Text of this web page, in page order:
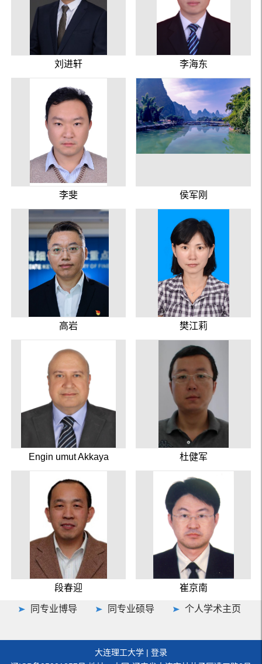
刘进轩 李海东
李斐 侯军刚
高岩 樊江莉
Engin umut Akkaya 杜健军
段春迎 崔京南
同专业博导 同专业硕导 个人学术主页
大连理工大学 | 登录